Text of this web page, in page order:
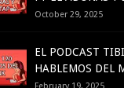
October 29, 2025
EL PODCAST
HABLEMOS DEL
February 19, 2025